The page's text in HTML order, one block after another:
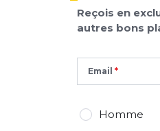
Reçois en
autres bons
Email
Homme